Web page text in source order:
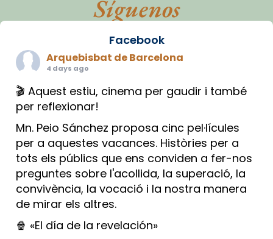
Síguenos
Facebook
Arquebisbat de Barcelona
4 days ago
🎬 Aquest estiu, cinema per gaudir i també
per reflexionar!
Mn. Peio Sánchez proposa cinc pel·lícules
per a aquestes vacances. Històries per a
tots els públics que ens conviden a fer-nos
preguntes sobre l'acollida, la superació, la
convivència, la vocació i la nostra manera
de mirar els altres.
🍿 «El día de la revelación»